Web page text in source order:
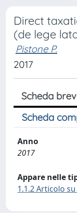
Direct
(de lege
Pistone P.
2017
Scheda
Scheda
Anno
2017
Appare nelle
1.1.2 Articolo